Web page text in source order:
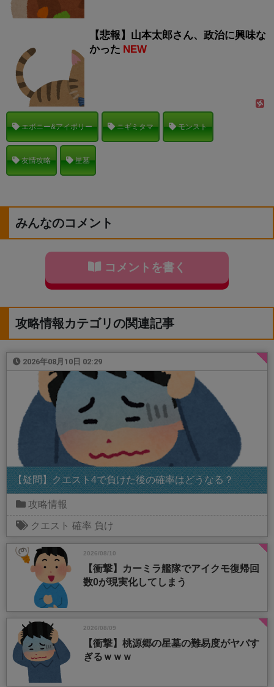
【悲報】山本太郎さん、政治に興味な
かった NEW
エボニー&アイボリー ニギミタマ モンスト
友情攻略 星墓
みんなのコメント
コメントを書く
攻略情報カテゴリの関連記事
2026年08月10日 02:29
【疑問】クエスト4で負けた後の確率はどうなる？
攻略情報
クエスト 確率 負け
2026/08/10
【衝撃】カーミラ艦隊でアイクモ復帰回
数0が現実化してしまう
2026/08/09
【衝撃】桃源郷の星墓の難易度がヤバす
ぎるｗｗｗ